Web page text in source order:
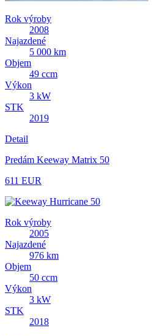
Rok výroby
2008
Najazdené
5 000 km
Objem
49 ccm
Výkon
3 kW
STK
2019
Detail
Predám Keeway Matrix 50
611 EUR
Rok výroby
2005
Najazdené
976 km
Objem
50 ccm
Výkon
3 kW
STK
2018